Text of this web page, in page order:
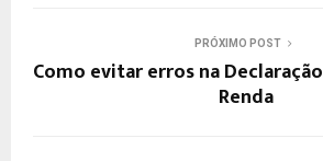
PRÓXIMO POST
Como evitar erros na
Renda